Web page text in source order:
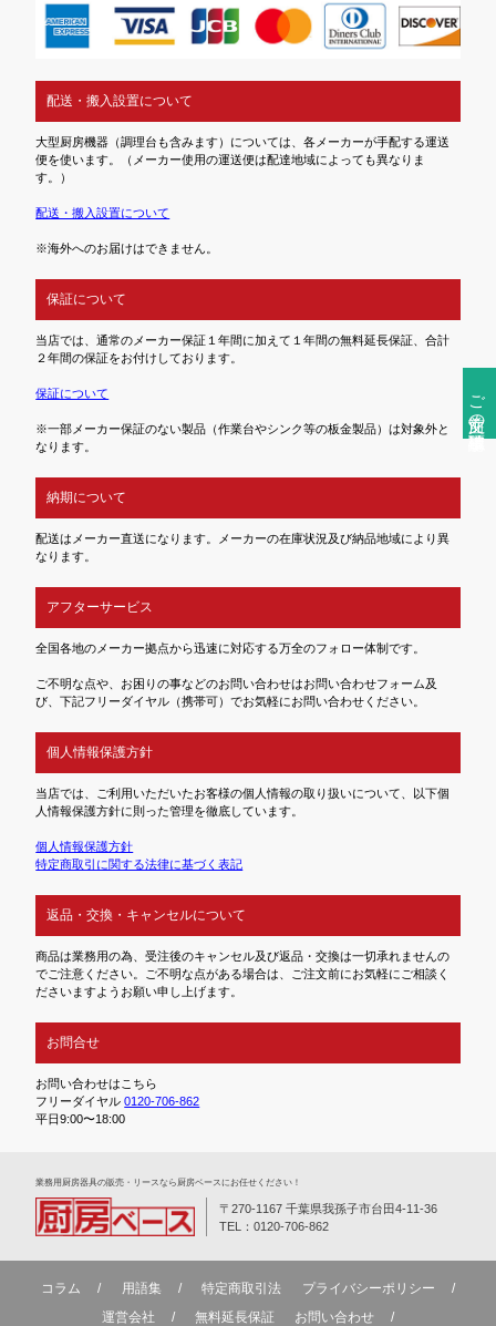
ご注文前の確認事項
配送・搬入設置について
大型厨房機器（調理台も含みます）については、各メーカーが手配する運送
便を使います。（メーカー使用の運送便は配達地域によっても異なりま
す。）
配送・搬入設置について
※海外へのお届けはできません。
保証について
当店では、通常のメーカー保証１年間に加えて１年間の無料延長保証、合計
２年間の保証をお付けしております。
保証について
※一部メーカー保証のない製品（作業台やシンク等の板金製品）は対象外と
なります。
納期について
配送はメーカー直送になります。メーカーの在庫状況及び納品地域により異
なります。
アフターサービス
全国各地のメーカー拠点から迅速に対応する万全のフォロー体制です。
ご不明な点や、お困りの事などのお問い合わせはお問い合わせフォーム及
び、下記フリーダイヤル（携帯可）でお気軽にお問い合わせください。
個人情報保護方針
当店では、ご利用いただいたお客様の個人情報の取り扱いについて、以下個
人情報保護方針に則った管理を徹底しています。
個人情報保護方針
特定商取引に関する法律に基づく表記
返品・交換・キャンセルについて
商品は業務用の為、受注後のキャンセル及び返品・交換は一切承れませんの
でご注意ください。ご不明な点がある場合は、ご注文前にお気軽にご相談く
ださいますようお願い申し上げます。
お問合せ
お問い合わせはこちら
フリーダイヤル0120-706-862
平日9:00〜18:00
業務⽤厨房器具の販売・リースなら厨房ベースにお任せください！
〒270-1167 千葉県我孫子市台田4-11-36
TEL：0120-706-862
コラム 用語集 特定商取引法
プライバシーポリシー
運営会社
無料延⻑保証 お問い合わせ